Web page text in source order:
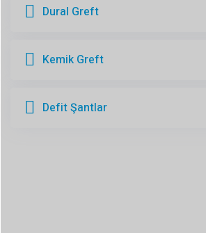
Dural Greft
Kemik Greft
Defit Şantlar